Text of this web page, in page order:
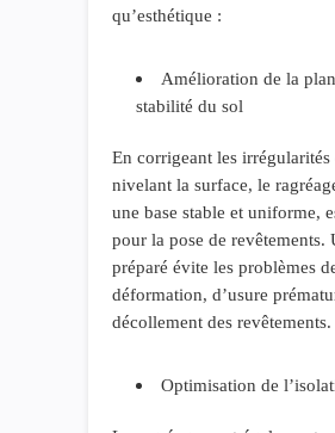
qu’esthétique :
Amélioration de la
stabilité du sol
En corrigeant les irrégularités
nivelant la surface, le
une base stable et uniforme,
pour la pose de revêtements.
préparé évite les problèmes
déformation, d’usure
décollement des revêtements.
Optimisation de